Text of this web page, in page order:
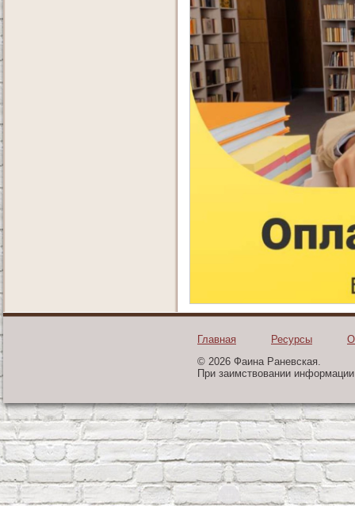
Главная Ресурсы
© 2026 Фаина Раневская.
При заимствовании